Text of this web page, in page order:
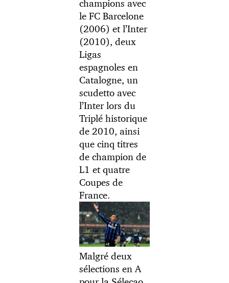
champions avec
le FC Barcelone
(2006) et l’Inter
(2010), deux
Ligas
espagnoles en
Catalogne, un
scudetto avec
l’Inter lors du
Triplé historique
de 2010, ainsi
que cinq titres
de champion de
L1 et quatre
Coupes de
France.
Malgré deux
sélections en A